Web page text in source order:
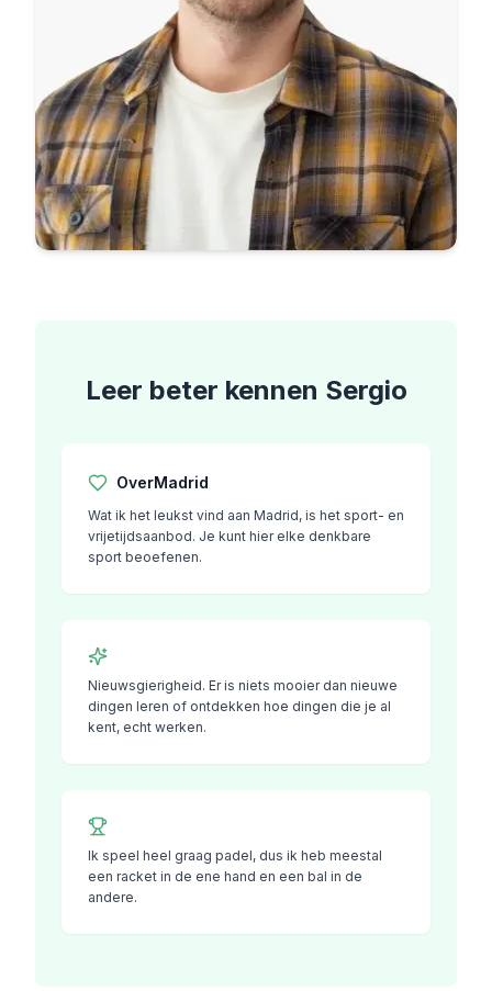
Leer beter kennen Sergio
OverMadrid
Wat ik het leukst vind aan Madrid, is het sport- en
vrijetijdsaanbod. Je kunt hier elke denkbare
sport beoefenen.
Nieuwsgierigheid. Er is niets mooier dan nieuwe
dingen leren of ontdekken hoe dingen die je al
kent, echt werken.
Ik speel heel graag padel, dus ik heb meestal
een racket in de ene hand en een bal in de
andere.